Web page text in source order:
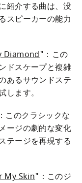
紹介する曲は、没
スピーカーの能力
Diamond"：この
ドスケープと複雑
あるサウンドステ
ます。
このクラシックな
ージの劇的な変化
テージを再現する
My Skin"：このジ